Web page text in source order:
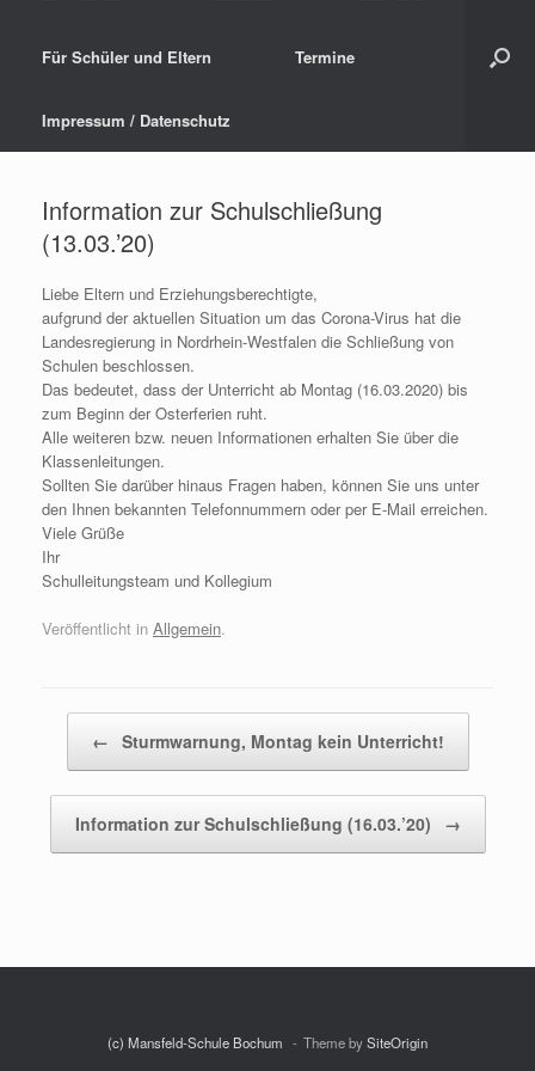
Für Schüler und Eltern Termine
Impressum / Datenschutz
Information zur Schulschließung
(13.03.’20)
Liebe Eltern und Erziehungsberechtigte,
aufgrund der aktuellen Situation um das Corona-Virus hat die
Landesregierung in Nordrhein-Westfalen die Schließung von
Schulen beschlossen.
Das bedeutet, dass der Unterricht ab Montag (16.03.2020) bis
zum Beginn der Osterferien ruht.
Alle weiteren bzw. neuen Informationen erhalten Sie über die
Klassenleitungen.
Sollten Sie darüber hinaus Fragen haben, können Sie uns unter
den Ihnen bekannten Telefonnummern oder per E-Mail erreichen.
Viele Grüße
Ihr
Schulleitungsteam und Kollegium
Veröffentlicht in Allgemein.
← Sturmwarnung, Montag kein Unterricht!
Information zur Schulschließung (16.03.’20) →
(c) Mansfeld-Schule Bochum Theme bySiteOrigin